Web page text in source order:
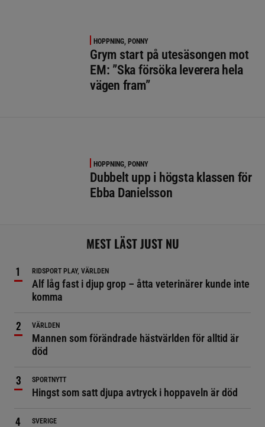
HOPPNING, PONNY
Grym start på utesäsongen mot
EM: ”Ska försöka leverera hela
vägen fram”
HOPPNING, PONNY
Dubbelt upp i högsta klassen för
Ebba Danielsson
MEST LÄST JUST NU
RIDSPORT PLAY, VÄRLDEN
Alf låg fast i djup grop – åtta veterinärer kunde inte
komma
VÄRLDEN
Mannen som förändrade hästvärlden för alltid är
död
SPORTNYTT
Hingst som satt djupa avtryck i hoppaveln är död
SVERIGE